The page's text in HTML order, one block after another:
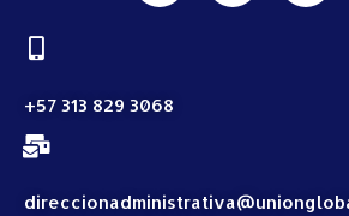
+57 313 829 3068